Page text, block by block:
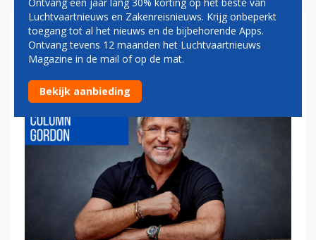
SCHIPHOL IN VERVAL – HOE
ZIJN WE HIER BELAND?
Luchtvaartnieuws en Zakenreisnieuws. Krijg onbeperkt
toegang tot al het nieuws en de bijbehorende Apps.
Ontvang tevens 12 maanden het Luchtvaartnieuws
Magazine in de mail of op de mat.
Bekijk aanbieding